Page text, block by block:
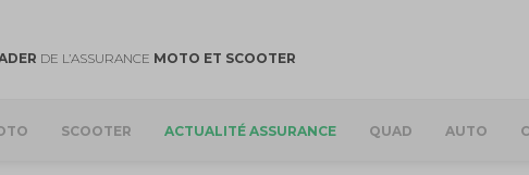
DE L’ASSURANCE MOTO ET SCOOTER
SCOOTER ACTUALITÉ ASSURANCE QUAD AUTO